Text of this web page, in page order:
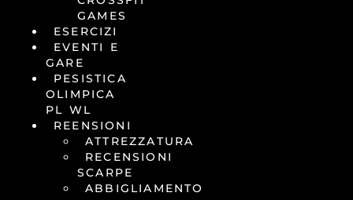
GAMES
ESERCIZI
EVENTI E
GARE
PESISTICA
OLIMPICA
PL WL
REENSIONI
ATTREZZATURA
RECENSIONI
SCARPE
ABBIGLIAMENTO